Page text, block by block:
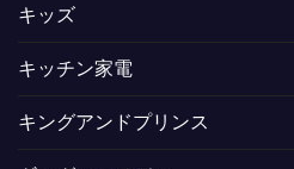
キッズ
キッチン家電
キングアンドプリンス